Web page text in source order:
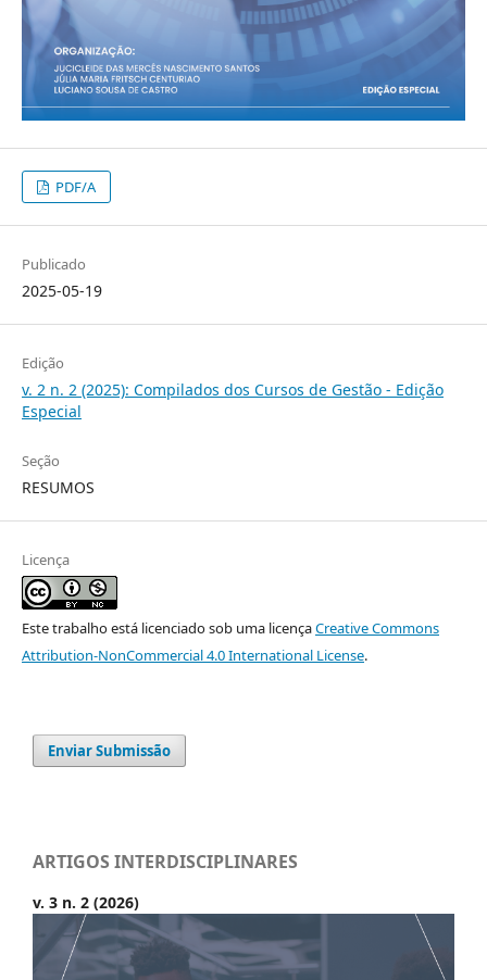
PDF/A
Publicado
2025-05-19
Edição
v. 2 n. 2 (2025): Compilados dos Cursos de Gestão - Edição
Especial
Seção
RESUMOS
Licença
Este trabalho está licenciado sob uma licençaCreative Commons
Attribution-NonCommercial 4.0 International License.
Enviar Submissão
ARTIGOS INTERDISCIPLINARES
v. 3 n. 2 (2026)